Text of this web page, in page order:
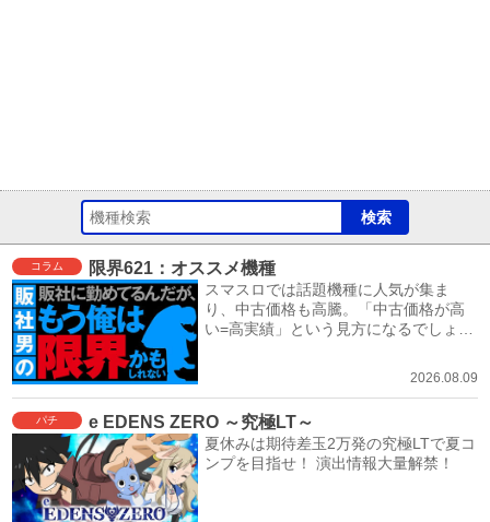
コラム 限界621：オススメ機種
スマスロでは話題機種に人気が集ま
り、中古価格も高騰。「中古価格が高
い=高実績」という見方になるでしょ
2026.08.09
パチ e EDENS ZERO ～究極LT～
夏休みは期待差玉2万発の究極LTで夏コ
ンプを目指せ！ 演出情報大量解禁！